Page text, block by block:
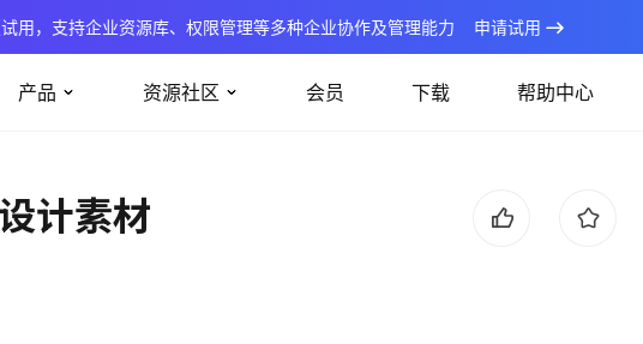
用，支持企业资源库、权限管理等多种企业协作及管理能力 申请试用
产品 资源社区 会员 下载 帮助中心
计素材